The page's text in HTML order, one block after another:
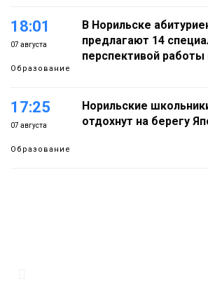
18:01
07 августа
Образование
В Норильске
предлагают 14
перспективой работы
17:25
07 августа
Образование
Норильские
отдохнут на берегу